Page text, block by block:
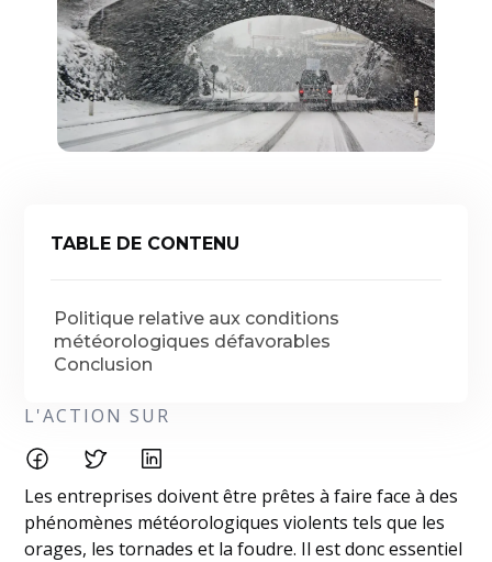
TABLE DE CONTENU
Politique relative aux conditions
météorologiques défavorables
Conclusion
L'ACTION SUR
Les entreprises doivent être prêtes à faire face à des
phénomènes météorologiques violents tels que les
orages, les tornades et la foudre. Il est donc essentiel